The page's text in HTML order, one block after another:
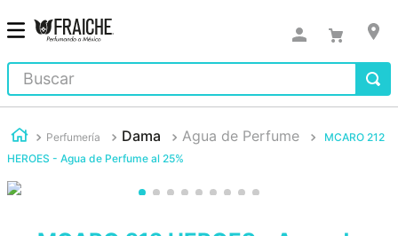
Buscar
Perfumería Dama Agua de Perfume
MCARO 212
HEROES - Agua de Perfume al 25%